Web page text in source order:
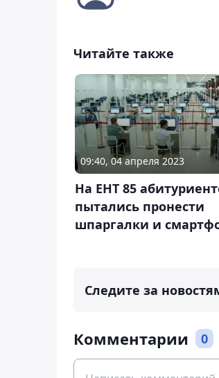
Читайте также
09:40, 04 апреля 2023
На ЕНТ 85
пытались пронести
шпаргалки и
Следите за
Комментарии 0